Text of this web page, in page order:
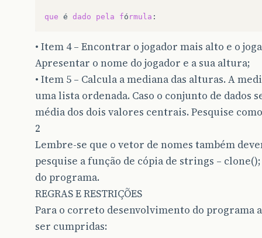
que é dado pela fó rmula
• Item 4 – Encontrar o jogador mais alto e o
Apresentar o nome do jogador e a sua altura;
• Item 5 – Calcula a mediana das alturas. A
uma lista ordenada. Caso o conjunto de dados
média dos dois valores centrais. Pesquise
2
Lembre-se que o vetor de nomes também
pesquise a função de cópia de strings –
do programa.
REGRAS E RESTRIÇÕES
Para o correto desenvolvimento do programa
ser cumpridas: